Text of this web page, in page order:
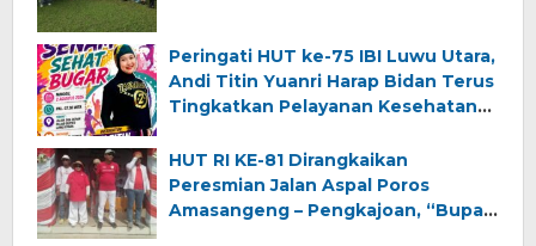
Peringati HUT ke-75 IBI Luwu Utara,
Andi Titin Yuanri Harap Bidan Terus
Tingkatkan Pelayanan Kesehatan
HUT RI KE-81 Dirangkaikan
Peresmian Jalan Aspal Poros
Amasangeng – Pengkajoan, “Bupati